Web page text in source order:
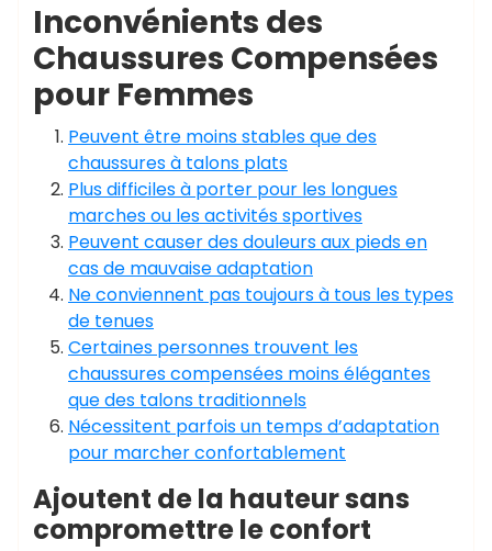
Inconvénients des
Chaussures Compensées
pour Femmes
Peuvent être moins stables que des
chaussures à talons plats
Plus difficiles à porter pour les longues
marches ou les activités sportives
Peuvent causer des douleurs aux pieds en
cas de mauvaise adaptation
Ne conviennent pas toujours à tous les types
de tenues
Certaines personnes trouvent les
chaussures compensées moins élégantes
que des talons traditionnels
Nécessitent parfois un temps d’adaptation
pour marcher confortablement
Ajoutent de la hauteur sans
compromettre le confort